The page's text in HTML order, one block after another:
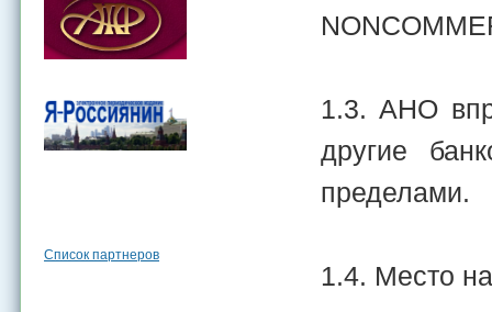
1.3. АНО
другие
пределами.
1.4. Место
Список партнеров